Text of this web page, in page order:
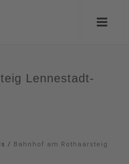
Lennestadt-
/ Bahnhof am Rothaarsteig